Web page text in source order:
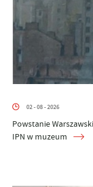
02 - 08 - 2026
Powstanie
IPN w muzeum